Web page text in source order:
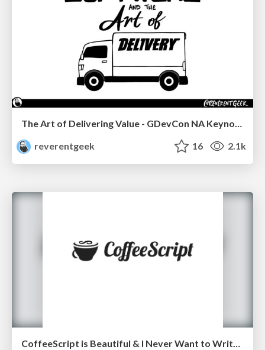
The Art of Delivering Value - GDevCon NA Keynote
reverentgeek
16 2.1k
CoffeeScript is Beautiful & I Never Want to Write Plain JavaScript Again